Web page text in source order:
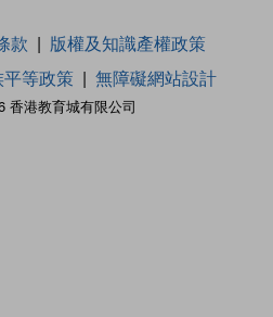
香港教育城有限公司
款
版權及知識產權政策
等政策 無障礙網站設計